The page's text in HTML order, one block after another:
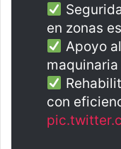
en zonas
Apoyo
con